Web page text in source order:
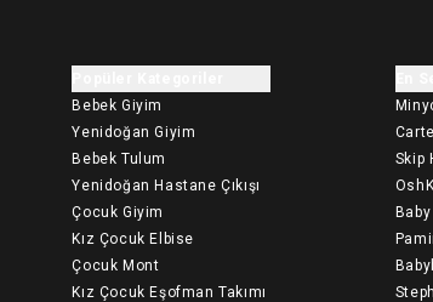
Bebek Giyim
Yenidoğan Giyim
Bebek Tulum
Yenidoğan Hastane Çıkışı
Çocuk Giyim
Kız Çocuk Elbise
Çocuk Mont
Kız Çocuk Eşofman Takımı
Skip